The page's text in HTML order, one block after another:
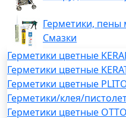
Герметики,
Смазки
Герметики цветные
Герметики цветные
Герметики цветные
Герметики/клея/
Герметики цветные